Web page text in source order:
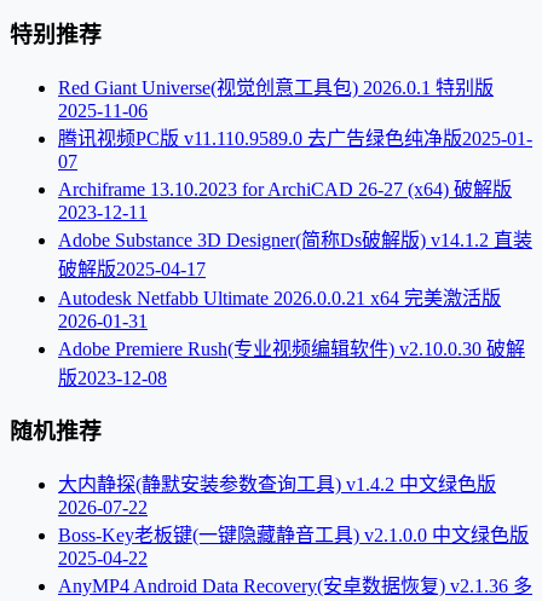
特别推荐
Red Giant Universe(视觉创意工具包) 2026.0.1 特别版
2025-11-06
腾讯视频PC版 v11.110.9589.0 去广告绿色纯净版2025-01-
07
Archiframe 13.10.2023 for ArchiCAD 26-27 (x64) 破解版
2023-12-11
Adobe Substance 3D Designer(简称Ds破解版) v14.1.2 直装
破解版2025-04-17
Autodesk Netfabb Ultimate 2026.0.0.21 x64 完美激活版
2026-01-31
Adobe Premiere Rush(专业视频编辑软件) v2.10.0.30 破解
版2023-12-08
随机推荐
大内静探(静默安装参数查询工具) v1.4.2 中文绿色版
2026-07-22
Boss-Key老板键(一键隐藏静音工具) v2.1.0.0 中文绿色版
2025-04-22
AnyMP4 Android Data Recovery(安卓数据恢复) v2.1.36 多